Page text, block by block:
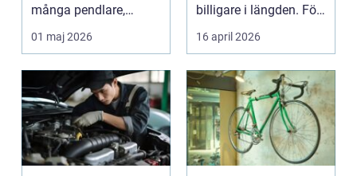
många pendlare,
studenter och
företagare. En...
01 maj 2026
billigare i längden. För
många bil...
16 april 2026